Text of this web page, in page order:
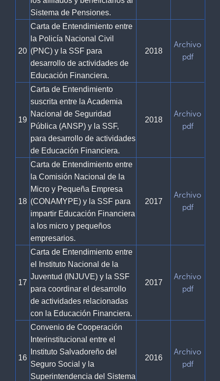
Sistema de Pensiones.
20
Carta de Entendimiento entre
la Policía Nacional Civil
(PNC) y la SSF para
desarrollo de actividades de
Educación Financiera.
2018
Archivo
pdf
19
Carta de Entendimiento
suscrita entre la Academia
Nacional de Seguridad
Pública (ANSP) y la SSF,
para desarrollo de actividades
de Educación Financiera.
2018
Archivo
pdf
18
Carta de Entendimiento entre
la Comisión Nacional de la
Micro y Pequeña Empresa
(CONAMYPE) y la SSF para
impartir Educación Financiera
a los micro y pequeños
empresarios.
2017
Archivo
pdf
17
Carta de Entendimiento entre
el Instituto Nacional de la
Juventud (INJUVE) y la SSF
para coordinar el desarrollo
de actividades relacionadas
con la Educación Financiera.
2017
Archivo
pdf
16
Convenio de Cooperación
Interinstitucional entre el
Instituto Salvadoreño del
Seguro Social y la
Superintendencia del Sistema
2016
Archivo
pdf